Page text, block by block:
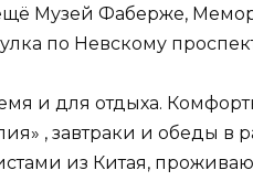
Музей Фаберже,
по Невскому
и для отдыха.
, завтраки и обеды в
из Китая,